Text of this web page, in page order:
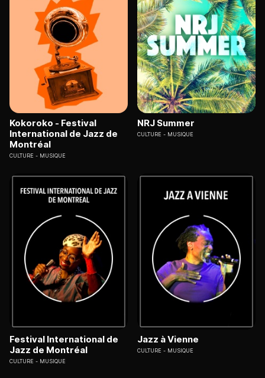
Kokoroko - Festival
International de Jazz de
Montréal
CULTURE MUSIQUE
NRJ Summer
CULTURE MUSIQUE
Festival International de
Jazz de Montréal
CULTURE MUSIQUE
Jazz à Vienne
CULTURE MUSIQUE